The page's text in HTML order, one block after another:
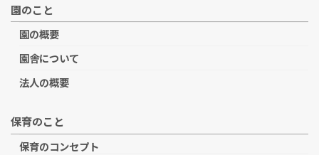
園のこと
園の概要
園舎について
法人の概要
保育のこと
保育のコンセプト